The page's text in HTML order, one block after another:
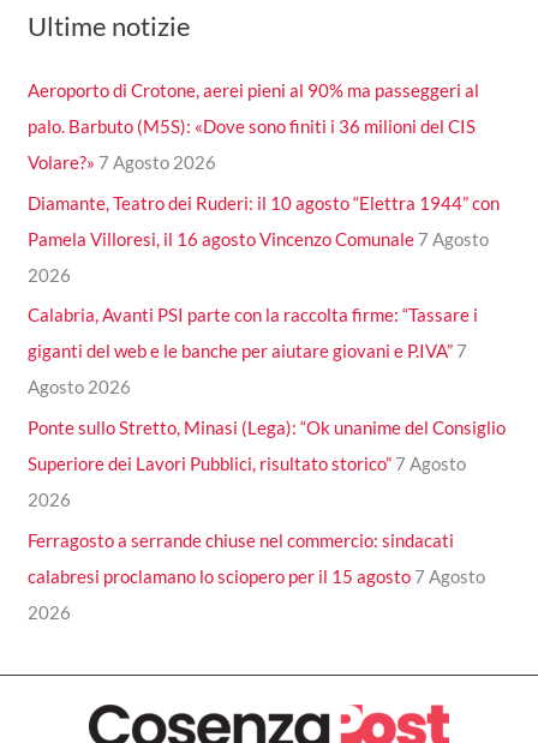
Ultime notizie
Aeroporto di Crotone, aerei pieni al 90% ma passeggeri al
palo. Barbuto (M5S): «Dove sono finiti i 36 milioni del CIS
Volare?» 7 Agosto 2026
Diamante, Teatro dei Ruderi: il 10 agosto “Elettra 1944” con
Pamela Villoresi, il 16 agosto Vincenzo Comunale 7 Agosto
2026
Calabria, Avanti PSI parte con la raccolta firme: “Tassare i
giganti del web e le banche per aiutare giovani e P.IVA” 7
Agosto 2026
Ponte sullo Stretto, Minasi (Lega): “Ok unanime del Consiglio
Superiore dei Lavori Pubblici, risultato storico” 7 Agosto
2026
Ferragosto a serrande chiuse nel commercio: sindacati
calabresi proclamano lo sciopero per il 15 agosto 7 Agosto
2026